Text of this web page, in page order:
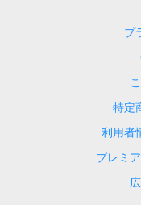
プ
特定
利用者
プレミ